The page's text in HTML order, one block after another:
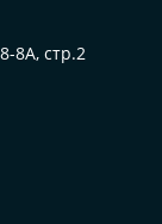
8А, стр.2